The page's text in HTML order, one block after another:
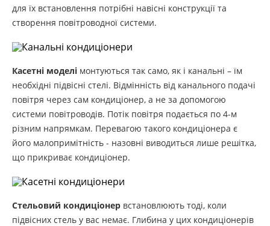
для їх встановлення потрібні навісні конструкції та
створення повітроводної системи.
Касетні моделі монтуються так само, як і канальні – їм
необхідні підвісні стелі. Відмінність від канального подачі
повітря через сам кондиціонер, а не за допомогою
системи повітроводів. Потік повітря подається по 4-м
різним напрямкам. Перевагою такого кондиціонера є
його малопримітність - назовні виводиться лише решітка,
що прикриває кондиціонер.
Стельовий кондиціонер встановлюють тоді, коли
підвісних стель у вас немає. Глибина у цих кондиціонерів